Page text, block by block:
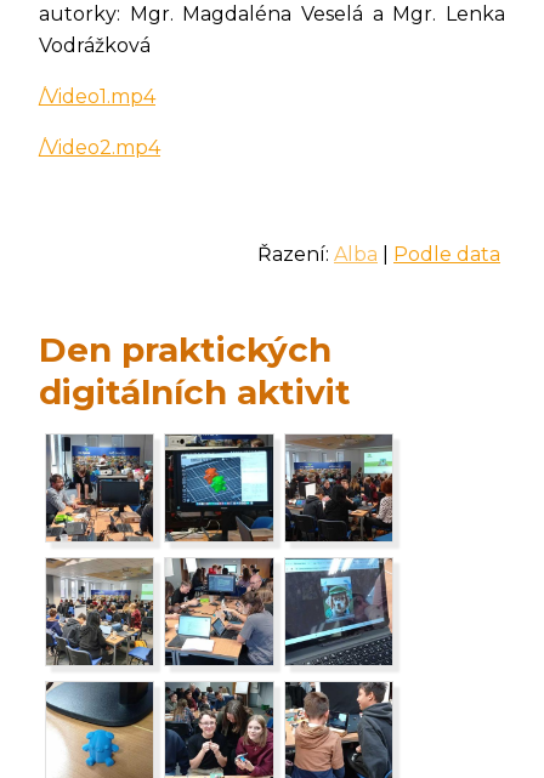
autorky: Mgr. Magdaléna Veselá a Mgr. Lenka
Vodrážková
/Video1.mp4
/Video2.mp4
Řazení: Alba Podle data
Den praktických
digitálních aktivit